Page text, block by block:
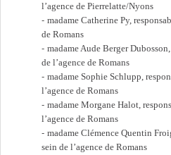
l’agence de Pierrelatte/Nyons
madame Catherine Py,
de Romans
madame Aude Berger
de l’agence de Romans
madame Sophie Schlupp,
l’agence de Romans
madame Morgane Halot,
l’agence de Romans
madame Clémence Quentin
sein de l’agence de Romans